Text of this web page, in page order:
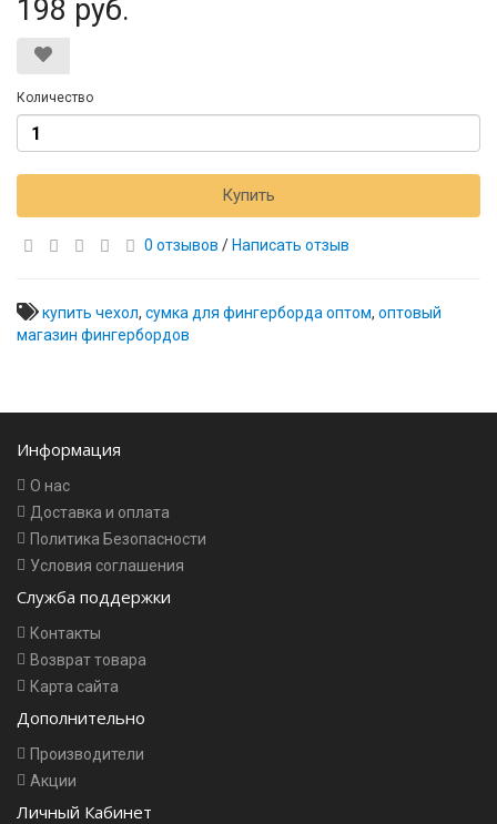
198 руб.
Количество
Купить
0 отзывов / Написать отзыв
купить чехол, сумка для фингерборда оптом, оптовый
магазин фингербордов
Информация
О нас
Доставка и оплата
Политика Безопасности
Условия соглашения
Служба поддержки
Контакты
Возврат товара
Карта сайта
Дополнительно
Производители
Акции
Личный Кабинет